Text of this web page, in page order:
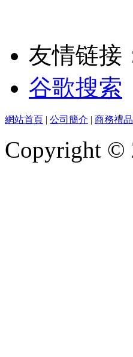
友情链接
谷歌搜索
網站首頁 | 公司簡介 | 商務禮品
Copyright ©